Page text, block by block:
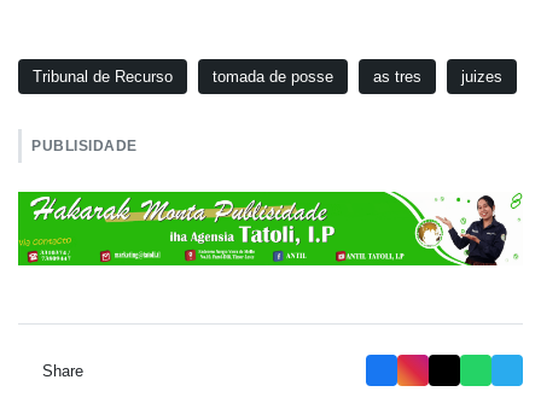
Tribunal de Recurso tomada de posse as tres juizes
PUBLISIDADE
Share